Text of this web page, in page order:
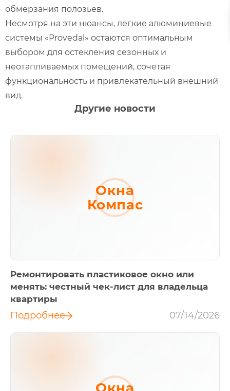
обмерзания полозьев.
Несмотря на эти нюансы, легкие алюминиевые
системы «Provedal» остаются оптимальным
выбором для остекления сезонных и
неотапливаемых помещений, сочетая
функциональность и привлекательный внешний
вид.
Другие новости
Окна
Компас
Ремонтировать пластиковое окно или
менять: честный чек-лист для владельца
квартиры
Подробнее 07/14/2026